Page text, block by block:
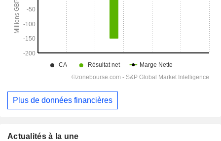
Plus de données financières
Actualités à la une